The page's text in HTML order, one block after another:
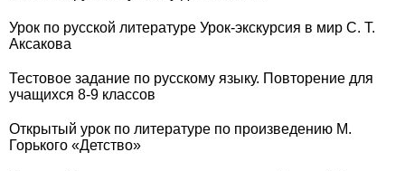
Урок по русской литературе Урок-экскурсия в мир С. Т.
Аксакова
Тестовое задание по русскому языку. Повторение для
учащихся 8-9 классов
Открытый урок по литературе по произведению М.
Горького «Детство»